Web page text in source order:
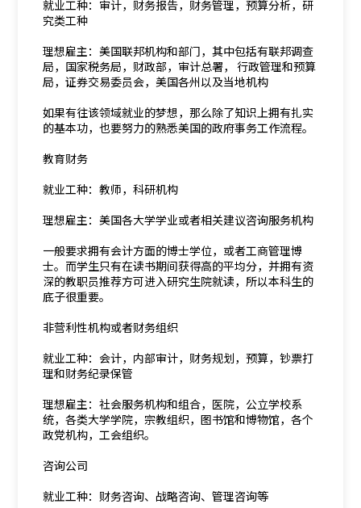
就业工种：审计，财务报告，财务管理，预算分析，研
究类工种
理想雇主：美国联邦机构和部门，其中包括有联邦调查
局，国家税务局，财政部，审计总署， 行政管理和预算
局，证券交易委员会，美国各州以及当地机构
如果有往该领域就业的梦想，那么除了知识上拥有扎实
的基本功，也要努力的熟悉美国的政府事务工作流程。
教育财务
就业工种：教师，科研机构
理想雇主：美国各大学学业或者相关建议咨询服务机构
一般要求拥有会计方面的博士学位，或者工商管理博
士。而学生只有在读书期间获得高的平均分，并拥有资
深的教职员推荐方可进入研究生院就读，所以本科生的
底子很重要。
非营利性机构或者财务组织
就业工种：会计，内部审计，财务规划，预算，钞票打
理和财务纪录保管
理想雇主：社会服务机构和组合，医院，公立学校系
统，各类大学学院，宗教组织，图书馆和博物馆，各个
政党机构，工会组织。
咨询公司
就业工种：财务咨询、战略咨询、管理咨询等